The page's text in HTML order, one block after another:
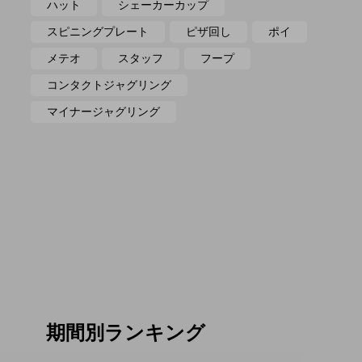
ハット シェーカーカップ
スピニングプレート ピザ回し ポイ
メテオ スタッフ フープ
コンタクトジャグリング
マイナージャグリング
期間別ランキング